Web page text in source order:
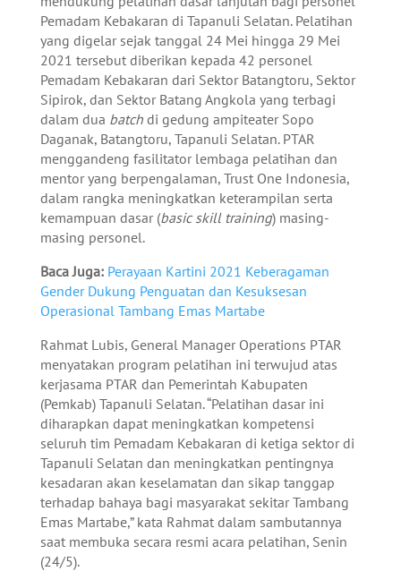
Pemadam Kebakaran di Tapanuli Selatan. Pelatihan
yang digelar sejak tanggal 24 Mei hingga 29 Mei
2021 tersebut diberikan kepada 42 personel
Pemadam Kebakaran dari Sektor Batangtoru, Sektor
Sipirok, dan Sektor Batang Angkola yang terbagi
dalam dua batchdi gedung ampiteater Sopo
Daganak, Batangtoru, Tapanuli Selatan. PTAR
menggandeng fasilitator lembaga pelatihan dan
mentor yang berpengalaman, Trust One Indonesia,
dalam rangka meningkatkan keterampilan serta
kemampuan dasar (basic skill training) masing-
masing personel.
Baca Juga: Perayaan Kartini 2021 Keberagaman
Gender Dukung Penguatan dan Kesuksesan
Operasional Tambang Emas Martabe
Rahmat Lubis, General Manager Operations PTAR
menyatakan program pelatihan ini terwujud atas
kerjasama PTAR dan Pemerintah Kabupaten
(Pemkab) Tapanuli Selatan. “Pelatihan dasar ini
diharapkan dapat meningkatkan kompetensi
seluruh tim Pemadam Kebakaran di ketiga sektor di
Tapanuli Selatan dan meningkatkan pentingnya
kesadaran akan keselamatan dan sikap tanggap
terhadap bahaya bagi masyarakat sekitar Tambang
Emas Martabe,” kata Rahmat dalam sambutannya
saat membuka secara resmi acara pelatihan, Senin
(24/5).